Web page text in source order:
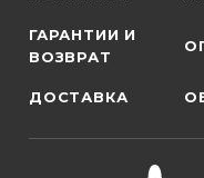
ГАРАНТИИ И
ВОЗВРАТ
ДОСТАВКА